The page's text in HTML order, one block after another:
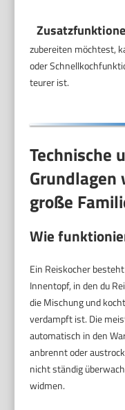
zubereiten möchtest,
oder
teurer ist.
Technische
Grundlagen
große
Wie
Ein Reiskocher
Innentopf, in den du
die Mischung und
verdampft ist. Die
automatisch in den
anbrennt oder
nicht ständig
widmen.